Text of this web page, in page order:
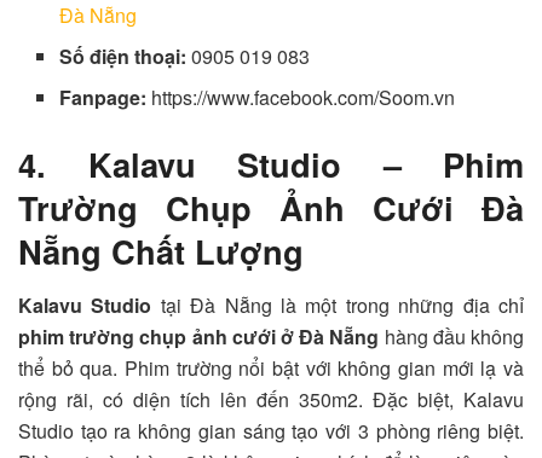
Đà Nẵng
Số điện thoại:0905 019 083
Fanpage: https://www.facebook.com/Soom.vn
4. Kalavu Studio
– Phim
Trường Chụp Ảnh Cưới Đà
Nẵng Chất Lượng
Kalavu Studio tại Đà Nẵng là một trong những địa chỉ
phim trường chụp ảnh cưới ở Đà Nẵng hàng đầu không
thể bỏ qua. Phim trường nổi bật với không gian mới lạ và
rộng rãi, có diện tích lên đến 350m2. Đặc biệt, Kalavu
Studio tạo ra không gian sáng tạo với 3 phòng riêng biệt.